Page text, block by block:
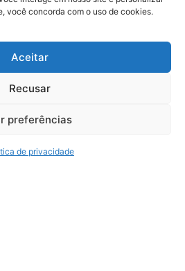
você concorda com o uso de cookies.
Aceitar
Recusar
preferências
de privacidade